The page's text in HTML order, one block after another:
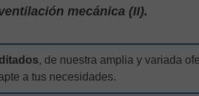
mecánica (II).
, de nuestra amplia y variada
a tus necesidades.